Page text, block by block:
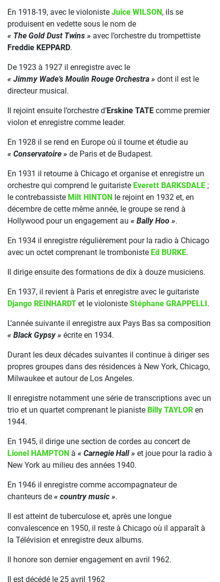
En 1918-19, avec le violoniste Juice WILSON, ils se
produisent en vedette sous le nom de
« The Gold Dust Twins » avec l’orchestre du trompettiste
Freddie KEPPARD.
De 1923 à 1927 il enregistre avec le
« Jimmy Wade’s Moulin Rouge Orchestra » dont il est le
directeur musical.
Il rejoint ensuite l’orchestre d’Erskine TATE comme premier
violon et enregistre comme leader.
En 1928 il se rend en Europe où il tourne et étudie au
« Conservatoire » de Paris et de Budapest.
En 1931 il retourne à Chicago et organise et enregistre un
orchestre qui comprend le guitariste Everett BARKSDALE ;
le contrebassiste Milt HINTON le rejoint en 1932 et, en
décembre de cette même année, le groupe se rend à
Hollywood pour un engagement au « Bally Hoo ».
En 1934 il enregistre régulièrement pour la radio à Chicago
avec un octet comprenant le tromboniste Ed BURKE.
Il dirige ensuite des formations de dix à douze musiciens.
En 1937, il revient à Paris et enregistre avec le guitariste
Django REINHARDT et le violoniste Stéphane GRAPPELLI.
L’année suivante il enregistre aux Pays Bas sa composition
« Black Gypsy » écrite en 1934.
Durant les deux décades suivantes il continue à diriger ses
propres groupes dans des résidences à New York, Chicago,
Milwaukee et autour de Los Angeles.
Il enregistre notamment une série de transcriptions avec un
trio et un quartet comprenant le pianiste Billy TAYLOR en
1944.
En 1945, il dirige une section de cordes au concert de
Lionel HAMPTON à « Carnegie Hall » et joue pour la radio à
New York au milieu des années 1940.
En 1946 il enregistre comme accompagnateur de
chanteurs de « country music ».
Il est atteint de tuberculose et, après une longue
convalescence en 1950, il reste à Chicago où il apparaît à
la Télévision et enregistre deux albums.
Il honore son dernier engagement en avril 1962.
Il est décédé le 25 avril 1962